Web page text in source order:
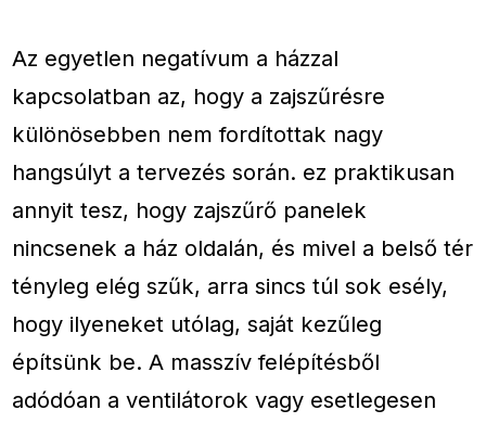
Az egyetlen negatívum a házzal
kapcsolatban az, hogy a zajszűrésre
különösebben nem fordítottak nagy
hangsúlyt a tervezés során. ez praktikusan
annyit tesz, hogy zajszűrő panelek
nincsenek a ház oldalán, és mivel a belső tér
tényleg elég szűk, arra sincs túl sok esély,
hogy ilyeneket utólag, saját kezűleg
építsünk be. A masszív felépítésből
adódóan a ventilátorok vagy esetlegesen